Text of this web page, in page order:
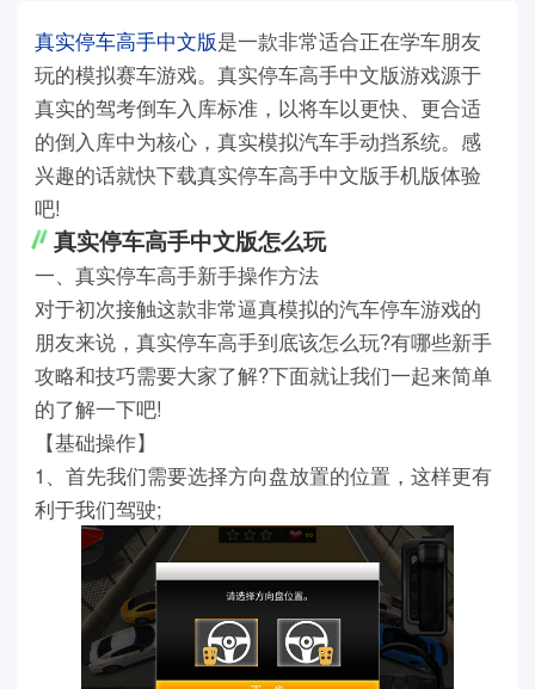
真实停车高手中文版是一款非常适合正在学车朋友
玩的模拟赛车游戏。真实停车高手中文版游戏源于
真实的驾考倒车入库标准，以将车以更快、更合适
的倒入库中为核心，真实模拟汽车手动挡系统。感
兴趣的话就快下载真实停车高手中文版手机版体验
吧!
真实停车高手中文版怎么玩
一、真实停车高手新手操作方法
对于初次接触这款非常逼真模拟的汽车停车游戏的
朋友来说，真实停车高手到底该怎么玩?有哪些新手
攻略和技巧需要大家了解?下面就让我们一起来简单
的了解一下吧!
【基础操作】
1、首先我们需要选择方向盘放置的位置，这样更有
利于我们驾驶;